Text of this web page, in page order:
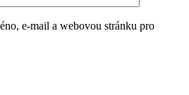
e-mail a webovou stránku pro